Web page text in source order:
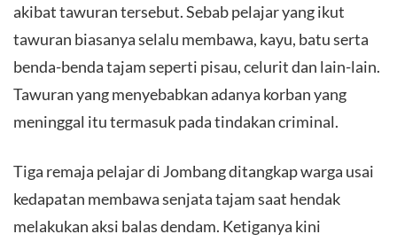
akibat tawuran tersebut. Sebab pelajar yang ikut
tawuran biasanya selalu membawa, kayu, batu serta
benda-benda tajam seperti pisau, celurit dan lain-lain.
Tawuran yang menyebabkan adanya korban yang
meninggal itu termasuk pada tindakan criminal.
Tiga remaja pelajar di Jombang ditangkap warga usai
kedapatan membawa senjata tajam saat hendak
melakukan aksi balas dendam. Ketiganya kini